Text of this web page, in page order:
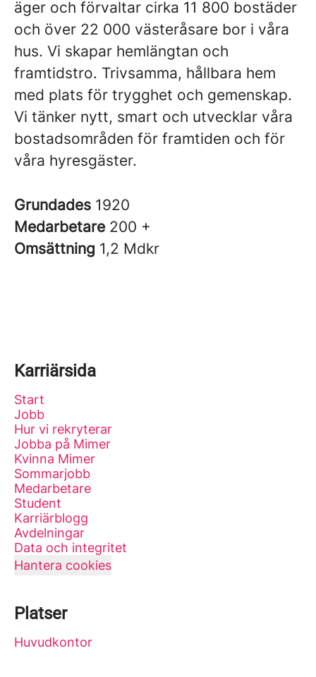
äger och förvaltar cirka 11 800 bostäder
och över 22 000 västeråsare bor i våra
hus. Vi skapar hemlängtan och
framtidstro. Trivsamma, hållbara hem
med plats för trygghet och gemenskap.
Vi tänker nytt, smart och utvecklar våra
bostadsområden för framtiden och för
våra hyresgäster.
Grundades 1920
Medarbetare 200 +
Omsättning 1,2 Mdkr
Karriärsida
Start
Jobb
Hur vi rekryterar
Jobba på Mimer
Kvinna Mimer
Sommarjobb
Medarbetare
Student
Karriärblogg
Avdelningar
Data och integritet
Hantera cookies
Platser
Huvudkontor